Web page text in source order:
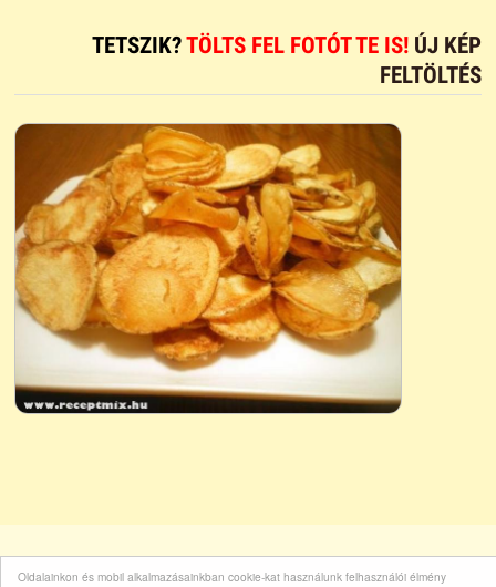
Oldalainkon és mobil alkalmazásainkban cookie-kat használunk felhasználói élmény
TETSZIK?TÖLTS FEL FOTÓT TE IS! ÚJ KÉP
FELTÖLTÉS